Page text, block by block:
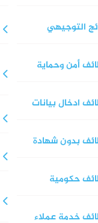
التوجيهي
أمن وحماية
ادخال بيانات
بدون شهادة
حكومية
خدمة عملاء